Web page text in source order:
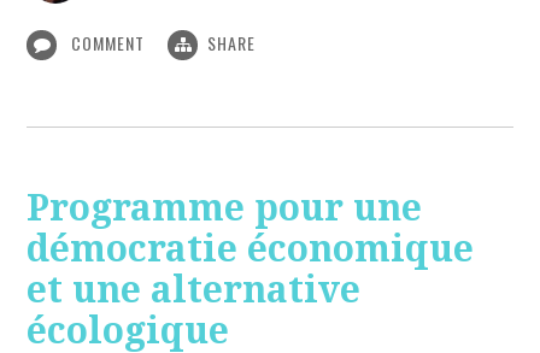
COMMENT SHARE
Programme pour une
démocratie économique
et une alternative
écologique